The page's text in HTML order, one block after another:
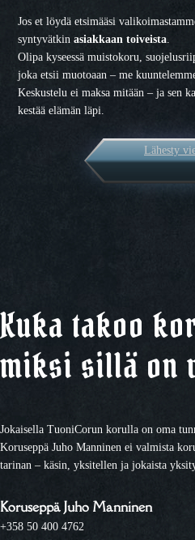
Jos et löydä etsimääsi
syntyvätkinasiakkaan toiveista
Olipa kyseessä muistokoru,
joka etsii muotoaan – me
Keskustelu ei maksa mitään – ja sen
kestää elämän läpi.
Lähesty
Kuka takoo
miksi sillä on
Jokaisella TuoniCorun korulla on oma
Koruseppä Juho Manninen ei valmista
tarinan – käsin, yksitellen ja jokaista
Koruseppä Juho Manninen
+358 50 400 4762